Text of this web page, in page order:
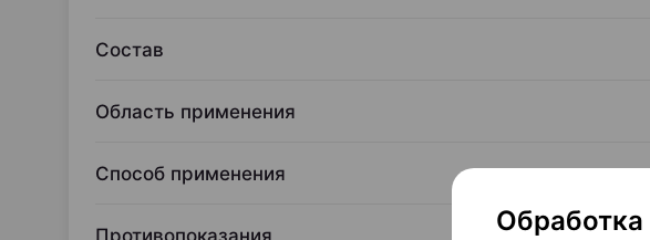
Состав
Область применения
Способ применения
Противопоказания